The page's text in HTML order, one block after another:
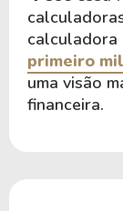
calculadora
primeiro
uma visão
financeira.